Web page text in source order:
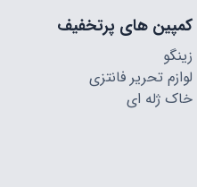
کمپین های پرتخفیف
زینگو
لوازم تحریر فانتزی
خاک ژله ای